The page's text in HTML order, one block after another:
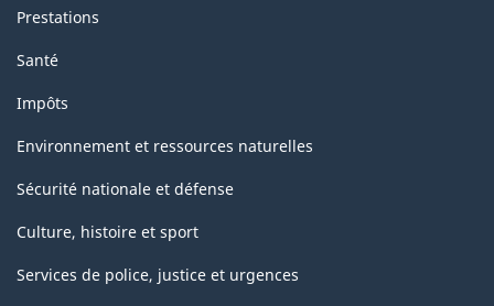
Prestations
Santé
Impôts
Environnement et ressources naturelles
Sécurité nationale et défense
Culture, histoire et sport
Services de police, justice et urgences